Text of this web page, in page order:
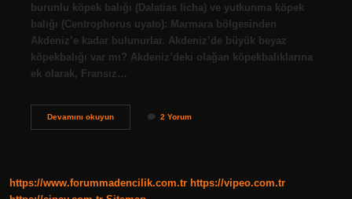
burunlu köpek balığı (Dalatias licha) ve yutkunma köpek
balığı (Centrophorus uyato): Marmara bölgesinden
Akdeniz’e kadar bulunurlar. Akdeniz’de büyük beyaz
köpekbalığı var mı? Akdeniz’deki olağan köpekbalıklarına
ek olarak, Fransız…
Devamını okuyunTürkiyede
2 Yorum
https://www.forummadencilik.com.tr https://vipeo.com.tr